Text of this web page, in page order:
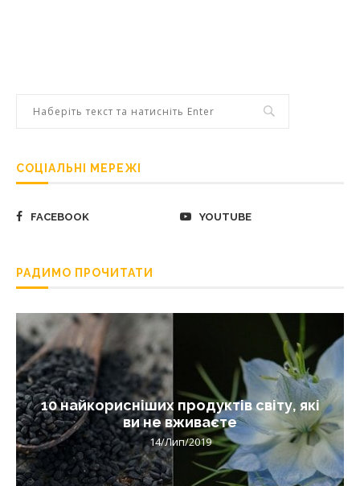
СОЦІАЛЬНІ МЕРЕЖІ
FACEBOOK YOUTUBE
РАДИМО ПРОЧИТАТИ
10 найкорисніших продуктів світу, які
ви не вживаєте
14/Лип/2019